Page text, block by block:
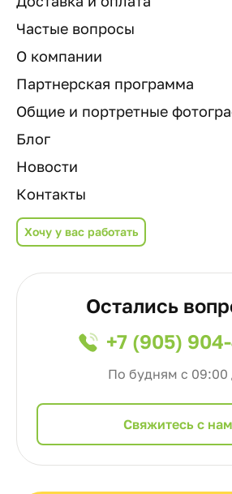
Частые вопросы
О компании
Партнерская программа
Общие и портретные
Блог
Новости
Контакты
Хочу у вас работать
Остались
+7 (905)
По будням с 09:00
Cвяжитесь с